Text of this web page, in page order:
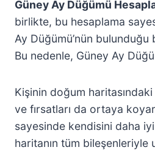
Güney Ay Düğümü
birlikte, bu hesaplama
Ay Düğümü’nün
Bu nedenle, Güney Ay
Kişinin doğum haritasındaki
ve fırsatları da ortaya
sayesinde kendisini daha
haritanın tüm